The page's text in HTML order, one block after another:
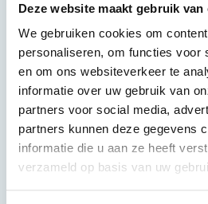
Deze website maakt gebruik van
We gebruiken cookies om
personaliseren, om functies voor
en om ons websiteverkeer te
informatie over uw gebruik van
partners voor social media,
partners kunnen deze gegevens
informatie die u aan ze heeft
verzameld op basis van uw
Account aanmaken
Wat vind je in Mijn Sophi?
In Mijn Sophi kan je de
luistertips en nieuwsitems
met het hartje als favoriet
Heb je je aangemeld voor
dat vind je hier terug, met
webinar bij te wonen.